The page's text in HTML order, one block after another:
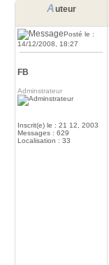
Auteur
Posté le :
14/12/2008, 18:27
FB
Adminstrateur
Inscrit(e) le : 21 12, 2003
Messages : 629
Localisation : 33